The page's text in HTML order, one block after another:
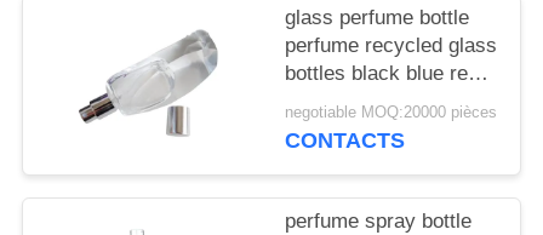
DEMANDEZ
DEVIS
PLAN
glass perfume bottle
perfume recycled glass
bottles black blue red
pink green cap plastic
and metal
negotiable MOQ:20000 pièces
CONTACTS
perfume spray bottle